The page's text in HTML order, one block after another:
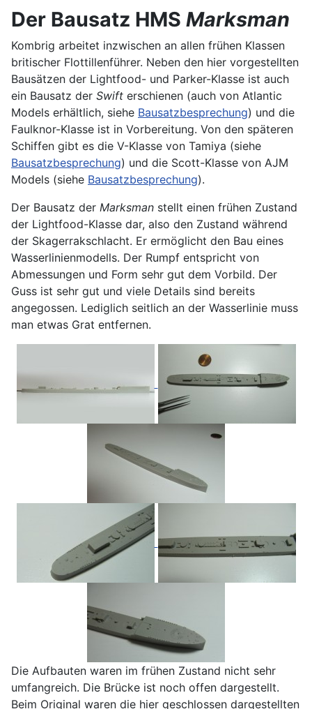
Der Bausatz HMS Marksman
Kombrig arbeitet inzwischen an allen frühen Klassen
britischer Flottillenführer. Neben den hier vorgestellten
Bausätzen der Lightfood- und Parker-Klasse ist auch
ein Bausatz der Swift erschienen (auch von Atlantic
Models erhältlich, siehe Bausatzbesprechung) und die
Faulknor-Klasse ist in Vorbereitung. Von den späteren
Schiffen gibt es die V-Klasse von Tamiya (siehe
Bausatzbesprechung) und die Scott-Klasse von AJM
Models (siehe Bausatzbesprechung).
Der Bausatz der Marksman stellt einen frühen Zustand
der Lightfood-Klasse dar, also den Zustand während
der Skagerrakschlacht. Er ermöglicht den Bau eines
Wasserlinienmodells. Der Rumpf entspricht von
Abmessungen und Form sehr gut dem Vorbild. Der
Guss ist sehr gut und viele Details sind bereits
angegossen. Lediglich seitlich an der Wasserlinie muss
man etwas Grat entfernen.
Die Aufbauten waren im frühen Zustand nicht sehr
umfangreich. Die Brücke ist noch offen dargestellt.
Beim Original waren die hier geschlossen dargestellten